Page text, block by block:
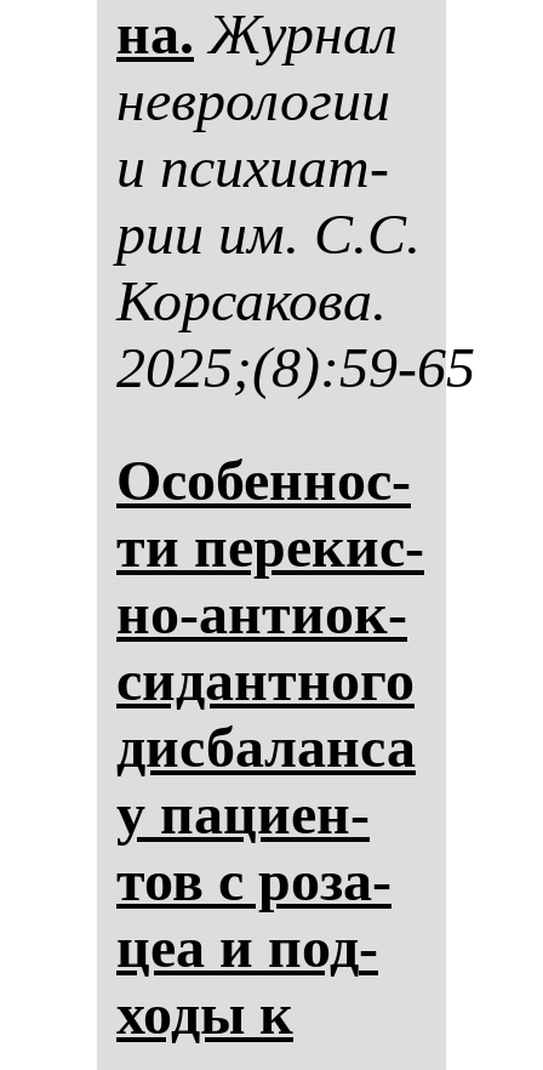
на. Жур­нал
нев­ро­ло­гии
и пси­хи­ат­
рии им. С.С.
Кор­са­ко­ва.
2025;(8):59-65
Осо­бен­нос­
ти пе­ре­кис­
но-ан­ти­ок­
си­дан­тно­го
дис­ба­лан­са
у па­ци­ен­
тов с ро­за­
цеа и под­
хо­ды к